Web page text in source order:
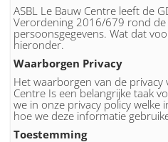
ASBL Le Bauw Centre leeft de
Verordening 2016/679 rond de
persoonsgegevens. Wat dat
hieronder.
Waarborgen Privacy
Het waarborgen van de privacy
Centre Is een belangrijke taak
we in onze privacy policy welke
hoe we deze informatie
Toestemming